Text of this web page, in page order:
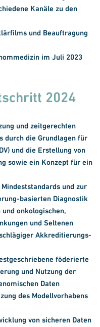
Kanäle zu den
und Beauftragung
im Juli 2023
2024
und zeitgerechten
durch die Grundlagen für
und die Erstellung von
sowie ein Konzept für ein
und zur
basierten Diagnostik
onkologischen,
und Seltenen
Akkreditierungs-
föderierte
und Nutzung der
Daten
des Modellvorhabens
von sicheren Daten